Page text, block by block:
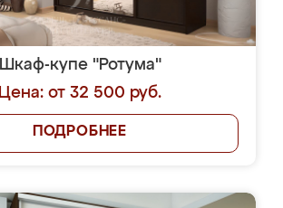
Шкаф-купе "Ротума"
Цена: от 32 500 руб.
ПОДРОБНЕЕ